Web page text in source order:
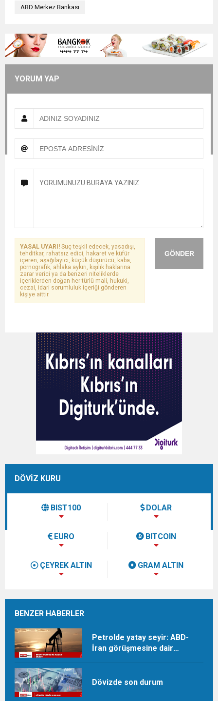
ABD Merkez Bankası
YORUM YAP
GÖNDER
YASAL UYARI! Suç teşkil edecek, yasadışı,
tehditkar, rahatsız edici, hakaret ve küfür
içeren, aşağılayıcı, küçük düşürücü, kaba,
pornografik, ahlaka aykırı, kişilik haklarına
zarar verici ya da benzeri niteliklerde
içeriklerden doğan her türlü mali, hukuki,
cezai, idari sorumluluk içeriği gönderen
kişiye aittir.
DÖVİZ KURU
BIST100 DOLAR
EURO BITCOIN
ÇEYREK ALTIN GRAM ALTIN
BENZER HABERLER
Petrolde yatay seyir: ABD-
İran görüşmesine dair
Dövizde son durum